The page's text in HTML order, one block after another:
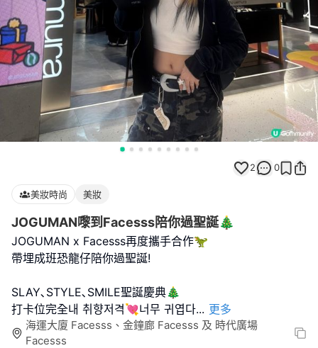
2 0
美妝時尚 美妝
JOGUMAN嚟到Facesss陪你過聖誕🎄
JOGUMAN x Facesss再度攜手合作🦖
帶埋成班恐龍仔陪你過聖誕!
SLAY､STYLE､SMILE聖誕慶典🎄
打卡位完全내 취향저격💘너무 귀엽다... 更多
海運大廈 Facesss、金鐘廊 Facesss 及 時代廣場
Facesss